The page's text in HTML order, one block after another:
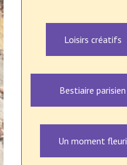
Loisirs créatifs
Bestiaire parisien
Un moment fleuri